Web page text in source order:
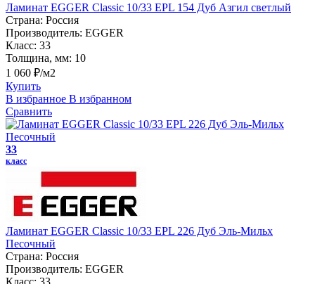
Ламинат EGGER Classic 10/33 EPL 154 Дуб Азгил светлый
Страна: Россия
Производитель: EGGER
Класс: 33
Толщина, мм: 10
1 060 ₽/м2
Купить
В избранное В избранном
Сравнить
33
класс
Ламинат EGGER Classic 10/33 EPL 226 Дуб Эль-Мильх
Песочный
Страна: Россия
Производитель: EGGER
Класс: 33